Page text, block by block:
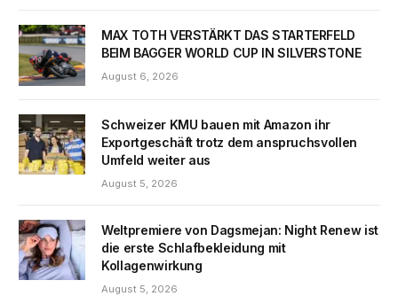
MAX TOTH VERSTÄRKT DAS STARTERFELD
BEIM BAGGER WORLD CUP IN SILVERSTONE
August 6, 2026
Schweizer KMU bauen mit Amazon ihr
Exportgeschäft trotz dem anspruchsvollen
Umfeld weiter aus
August 5, 2026
Weltpremiere von Dagsmejan: Night Renew ist
die erste Schlafbekleidung mit
Kollagenwirkung
August 5, 2026